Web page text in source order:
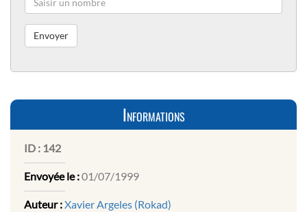
Informations
ID : 142
Envoyée le :01/07/1999
Auteur :Xavier Argeles (Rokad)